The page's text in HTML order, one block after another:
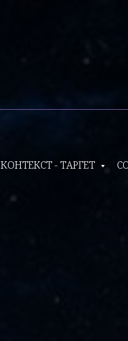
КОНТЕКСТ - ТАРГЕТ